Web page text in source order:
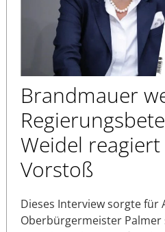
Brandmauer
Weidel
Vorstoß
Dieses Interview sorgte für
Oberbürgermeister